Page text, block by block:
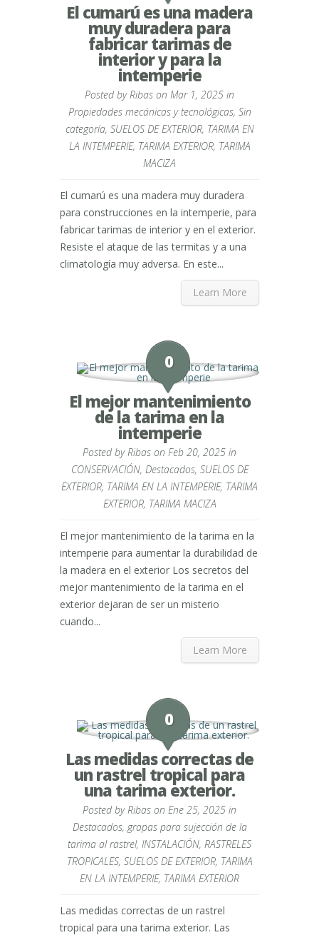
El cumarú es una madera
muy duradera para
fabricar tarimas de
interior y para la
intemperie
Posted by Ribas on Mar 1, 2025 in
Propiedades mecánicas y tecnológicas, Sin
categoría, SUELOS DE EXTERIOR, TARIMA EN
LA INTEMPERIE, TARIMA EXTERIOR, TARIMA
MACIZA
El cumarú es una madera muy duradera
para construcciones en la intemperie, para
fabricar tarimas de interior y en el exterior.
Resiste el ataque de las termitas y a una
climatología muy adversa. En este...
Learn More
0
El mejor mantenimiento
de la tarima en la
intemperie
Posted by Ribas on Feb 20, 2025 in
CONSERVACIÓN, Destacados, SUELOS DE
EXTERIOR, TARIMA EN LA INTEMPERIE, TARIMA
EXTERIOR, TARIMA MACIZA
El mejor mantenimiento de la tarima en la
intemperie para aumentar la durabilidad de
la madera en el exterior Los secretos del
mejor mantenimiento de la tarima en el
exterior dejaran de ser un misterio
cuando...
Learn More
0
Las medidas correctas de
un rastrel tropical para
una tarima exterior.
Posted by Ribas on Ene 25, 2025 in
Destacados, grapas para sujección de la
tarima al rastrel, INSTALACIÓN, RASTRELES
TROPICALES, SUELOS DE EXTERIOR, TARIMA
EN LA INTEMPERIE, TARIMA EXTERIOR
Las medidas correctas de un rastrel
tropical para una tarima exterior. Las